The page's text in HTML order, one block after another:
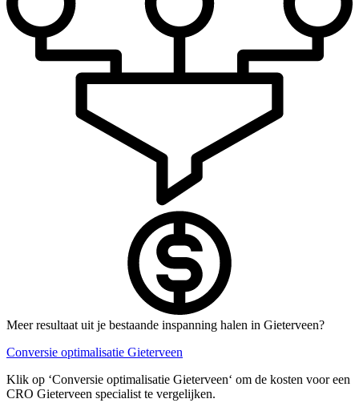
Meer resultaat uit je bestaande inspanning halen in Gieterveen?
Conversie optimalisatie Gieterveen
Klik op ‘Conversie optimalisatie Gieterveen‘ om de kosten voor een
CRO Gieterveen specialist te vergelijken.